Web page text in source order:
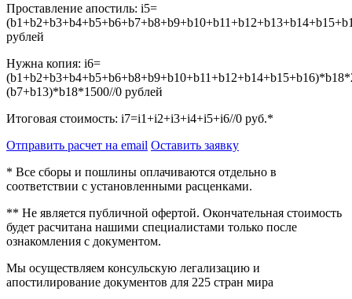
Проставление апостиль: i5=
рублей
Нужна копия: i6=
(b7+b13)*b18*1500//0 рублей
Итоговая стоимость: i7=i1+i2+i3+i4+i5+i6//0 руб.*
Отправить расчет на email Оставить заявку
* Все сборы и пошлины оплачиваются отдельно в
соответствии с установленными расценками.
** Не является публичной офертой. Окончательная стоимость
будет расчитана нашими специалистами только после
ознакомления с документом.
Мы осуществляем консульскую легализацию и
апостилирование документов для 225 стран мира